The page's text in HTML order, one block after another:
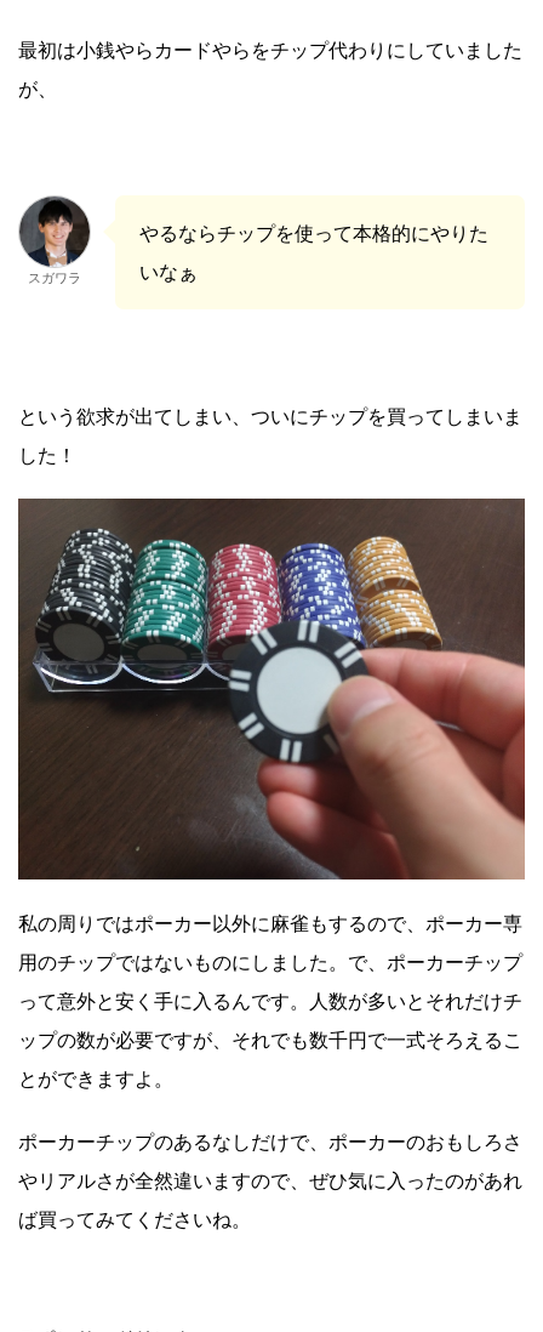
最初は小銭やらカードやらをチップ代わりにしていました
が、
スガワラ
やるならチップを使って本格的にやりた
いなぁ
という欲求が出てしまい、ついにチップを買ってしまいま
した！
私の周りではポーカー以外に麻雀もするので、ポーカー専
用のチップではないものにしました。で、ポーカーチップ
って意外と安く手に入るんです。人数が多いとそれだけチ
ップの数が必要ですが、それでも数千円で一式そろえるこ
とができますよ。
ポーカーチップのあるなしだけで、ポーカーのおもしろさ
やリアルさが全然違いますので、ぜひ気に入ったのがあれ
ば買ってみてくださいね。